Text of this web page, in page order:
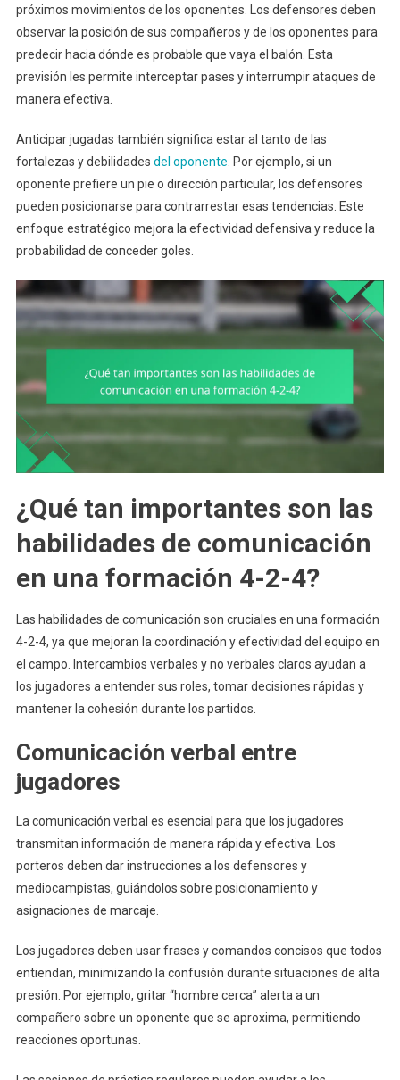
próximos movimientos de los oponentes. Los defensores deben
observar la posición de sus compañeros y de los oponentes para
predecir hacia dónde es probable que vaya el balón. Esta
previsión les permite interceptar pases y interrumpir ataques de
manera efectiva.
Anticipar jugadas también significa estar al tanto de las
fortalezas y debilidades del oponente . Por ejemplo, si un
oponente prefiere un pie o dirección particular, los defensores
pueden posicionarse para contrarrestar esas tendencias. Este
enfoque estratégico mejora la efectividad defensiva y reduce la
probabilidad de conceder goles.
¿Qué tan importantes son las
habilidades de comunicación
en una formación 4-2-4?
Las habilidades de comunicación son cruciales en una formación
4-2-4, ya que mejoran la coordinación y efectividad del equipo en
el campo. Intercambios verbales y no verbales claros ayudan a
los jugadores a entender sus roles, tomar decisiones rápidas y
mantener la cohesión durante los partidos.
Comunicación verbal entre
jugadores
La comunicación verbal es esencial para que los jugadores
transmitan información de manera rápida y efectiva. Los
porteros deben dar instrucciones a los defensores y
mediocampistas, guiándolos sobre posicionamiento y
asignaciones de marcaje.
Los jugadores deben usar frases y comandos concisos que todos
entiendan, minimizando la confusión durante situaciones de alta
presión. Por ejemplo, gritar “hombre cerca” alerta a un
compañero sobre un oponente que se aproxima, permitiendo
reacciones oportunas.